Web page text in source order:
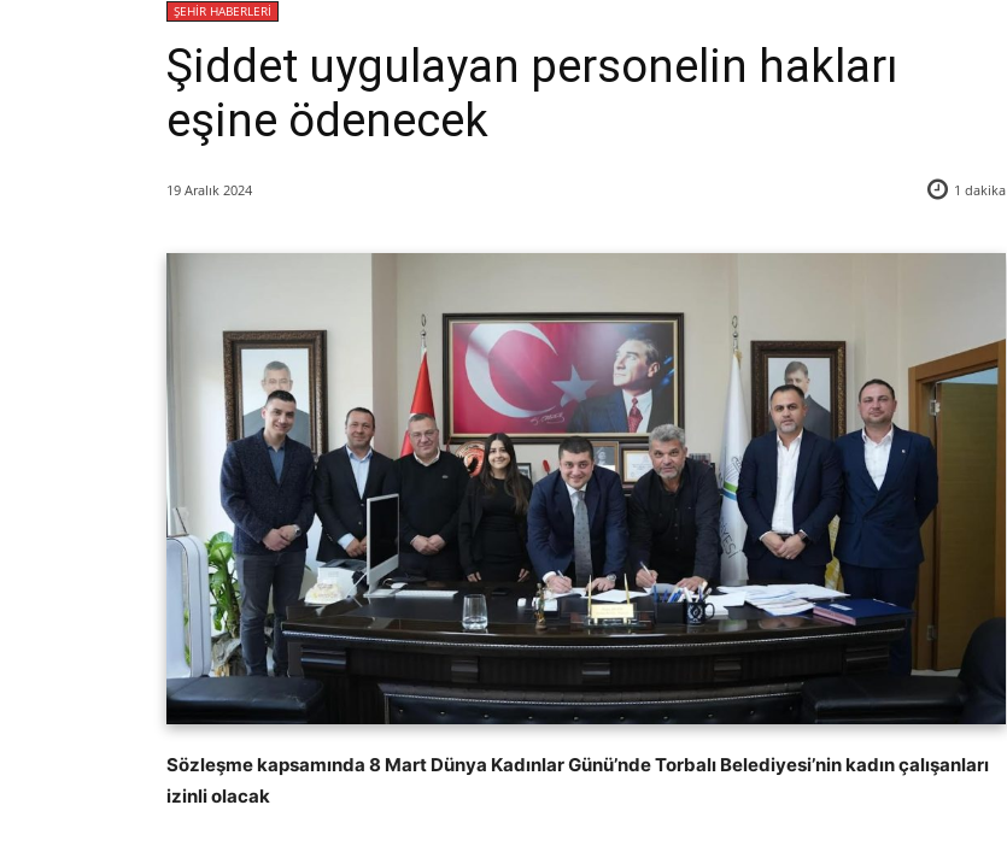
ŞEHİR HABERLERİ
Şiddet uygulayan personelin hakları
eşine ödenecek
19 Aralık 2024 1 dakika
Sözleşme kapsamında 8 Mart Dünya Kadınlar Günü’nde Torbalı Belediyesi’nin kadın çalışanları
izinli olacak